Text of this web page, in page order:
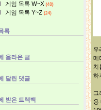
게임 목록 W~X (48)
게임 목록 Y~Z (24)
록
올라온 글
달린 댓글
받은 트랙백
우
메
치
하
그
용